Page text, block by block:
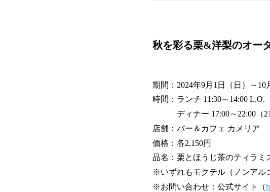
秋を彩る栗
期間：2024年9月1日（日）～10
時間：ランチ 11:30～14:00 L.O.
ディナー 17:00～22:00（
店舗：バー＆カフェ カメリア
価格：各2,150円
品名：栗とほうじ茶のティラミ
※いずれもモクテル（ノンアル
※お問い合わせ：公式サイト（